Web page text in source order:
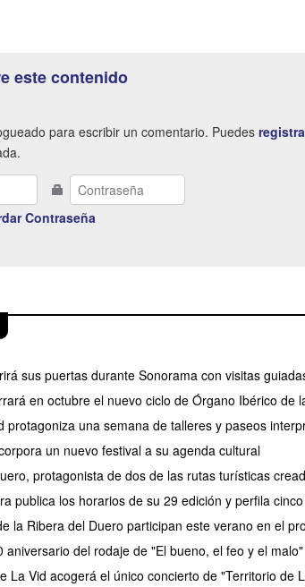
este contenido
para escribir un comentario. Puedes
Contraseña
sus puertas durante Sonorama con visitas
en octubre el nuevo ciclo de Órgano Ibérico de
protagoniza una semana de talleres y paseos
un nuevo festival a su agenda cultural
protagonista de dos de las rutas turísticas
publica los horarios de su 29 edición y perfila
la Ribera del Duero participan este verano en el
aniversario del rodaje de "El bueno, el feo y el
La Vid acogerá el único concierto de "Territorio de